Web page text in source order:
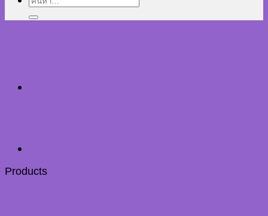
Products